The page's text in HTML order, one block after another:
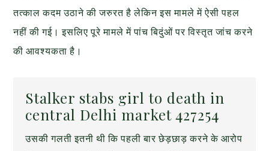
तत्काल कदम उठाने की जरुरत है लेकिन इस मामले में ऐसी पहल
नहीं की गई। इसलिए पूरे मामले में पांच बिदुंओं पर विस्तृत जांच करने
की आवश्यकता है।
Stalker stabs girl to death in
central Delhi market 427254
उसकी गलती इतनी थी कि पहली बार छेड़छाड़ करने के आरोप